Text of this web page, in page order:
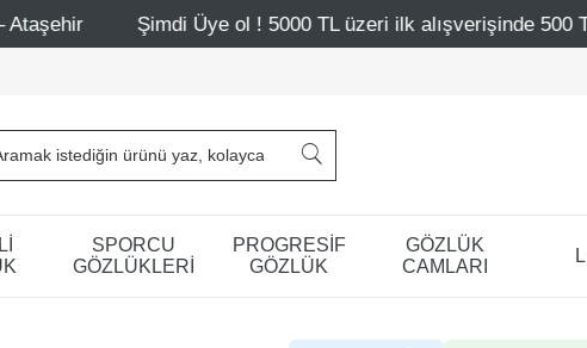
Şimdi Üye ol ! 5000 TL üzeri ilk alışverişinde 500 TL indirim
SPORCU
GÖZLÜKLERİ
PROGRESİF
GÖZLÜK
GÖZLÜK
CAMLARI